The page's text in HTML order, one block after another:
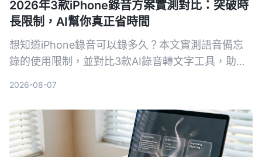
2026年3款iPhone錄音方案實測對比：突破時
長限制，AI幫你真正省時間
想知道iPhone錄音可以錄多久？本文實測語音備忘
錄的使用限制，並對比3款AI錄音轉文字工具，助你
2026-08-07